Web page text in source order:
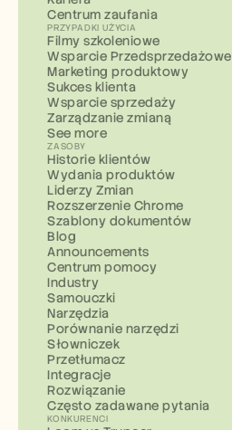
Centrum zaufania
PRZYPADKI UŻYCIA
Filmy szkoleniowe
Wsparcie Przedsprzedażowe
Marketing produktowy
Sukces klienta
Wsparcie sprzedaży
Zarządzanie zmianą
See more
ZASOBY
Historie klientów
Wydania produktów
Liderzy Zmian
Rozszerzenie Chrome
Szablony dokumentów
Blog
Announcements
Centrum pomocy
Industry
Samouczki
Narzędzia
Porównanie narzędzi
Słowniczek
Przetłumacz
Integracje
Rozwiązanie
Często zadawane pytania
KONKURENCI